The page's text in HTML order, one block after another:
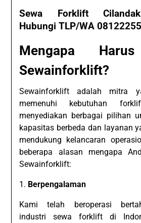
Sewa Forklift
Hubungi TLP/WA
Mengapa
Sewainforklift?
Sewainforklift adalah mitra
memenuhi kebutuhan
menyediakan berbagai pilihan
kapasitas berbeda dan layanan
mendukung kelancaran
beberapa alasan mengapa
Sewainforklift:
1. Berpengalaman
Kami telah beroperasi
industri sewa forklift di